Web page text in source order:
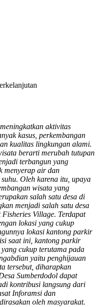
aktivitas
kasus, perkembangan
kualitas lingkungan alami.
berarti merubah tutupan
terbangun yang
menyerap air dan
Oleh karena itu, upaya
wisata yang
salah satu desa di
menjadi salah satu desa
Village. Terdapat
lokasi yang cukup
lokasi kantong parkir
saat ini, kantong parkir
cukup terutama pada
yaitu penghijauan
tersebut, diharapkan
Sumberdodol dapat
kontribusi langsung dari
Inforamsi dan
oleh masyarakat.